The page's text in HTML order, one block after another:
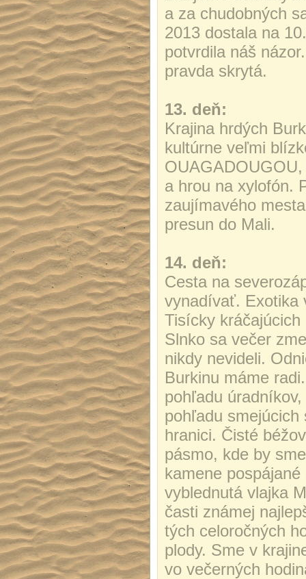
a za chudobných
2013 dostala na
potvrdila náš
pravda skrytá.
13. deň:
Krajina hrdých
kultúrne veľmi
a hrou na xylofón.
zaujímavého
presun do Mali.
14. deň:
Cesta na
vynadívať. Exotika
Tisícky
Slnko sa večer
nikdy nevideli.
Burkinu máme
pohľadu
pohľadu
hranici. Čisté
pásmo, kde by
kamene
vyblednutá vlajka
časti známej
tých celoročných
plody. Sme v
vo večerných